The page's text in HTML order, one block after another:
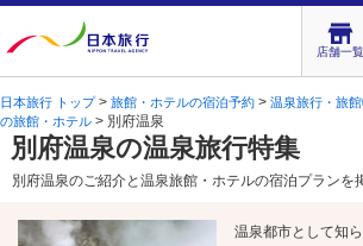
店舗一覧
日本旅行 トップ> 旅館・ホテルの宿泊予約 > 温泉旅行・旅
の旅館・ホテル > 別府温泉
別府温泉の温泉旅行特集
別府温泉のご紹介と温泉旅館・ホテルの宿泊プランを
温泉都市として知